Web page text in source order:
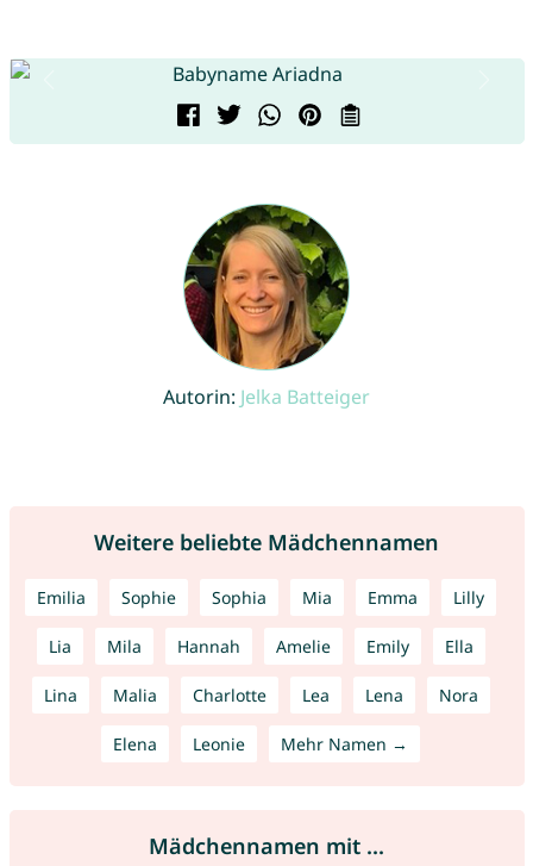
Autorin: Jelka Batteiger
Weitere beliebte Mädchennamen
Emilia Sophie Sophia Mia Emma Lilly
Lia Mila Hannah Amelie Emily Ella
Lina Malia Charlotte Lea Lena Nora
Elena Leonie Mehr Namen →
Mädchennamen mit ...